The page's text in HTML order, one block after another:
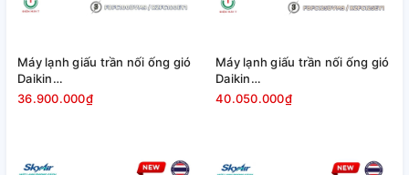
Máy lạnh giấu trần nối ống gió
Daikin
FBFC100DVM9/RZFC100EY1
36.900.000₫
Máy lạnh giấu trần nối ống gió
Daikin
FBFC125DVM9/RZFC125EY1
40.050.000₫